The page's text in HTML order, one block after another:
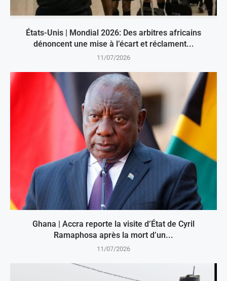
États-Unis | Mondial 2026: Des arbitres africains
dénoncent une mise à l’écart et réclament...
11/07/2026
Ghana | Accra reporte la visite d’État de Cyril
Ramaphosa après la mort d’un...
11/07/2026